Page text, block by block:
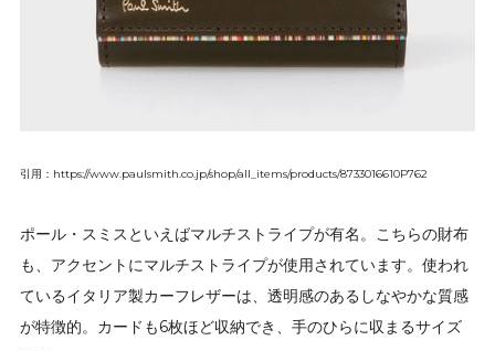
引用：https://www.paulsmith.co.jp/shop/all_items/products/8733016610P762
ポール・スミスといえばマルチストライプが有名。こちらの財布
も、アクセントにマルチストライプが使用されています。使われ
ているイタリア製カーフレザーは、透明感のあるしなやかな質感
が特徴的。カードも6枚ほど収納でき、手のひらに収まるサイズ